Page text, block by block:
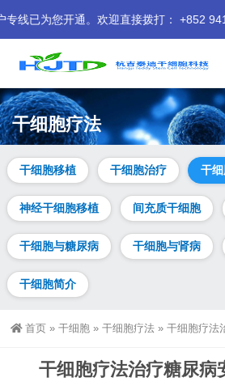
为您开通。欢迎直接拨打： +852 9414
干细胞疗法
干细胞移植 干细胞治疗 干
神经干细胞移植 间充质干细胞
干细胞与糖尿病 干细胞与肾病
干细胞简介
首页 » 干细胞 » 干细胞疗法 » 干细胞疗法
干细胞疗法治疗糖尿病